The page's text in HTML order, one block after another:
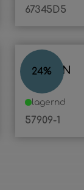
67345D5
24%
KAYDEN
57909-1
lagernd